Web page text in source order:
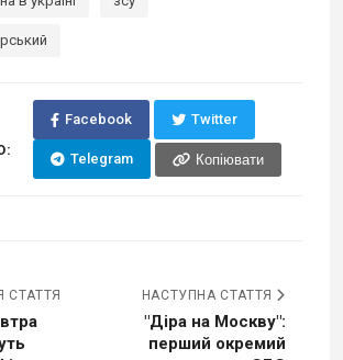
Facebook Twitter
Telegram Копіювати
СТАТТЯ НАСТУПНА СТАТТЯ
"Діра на Москву":
перший окремий